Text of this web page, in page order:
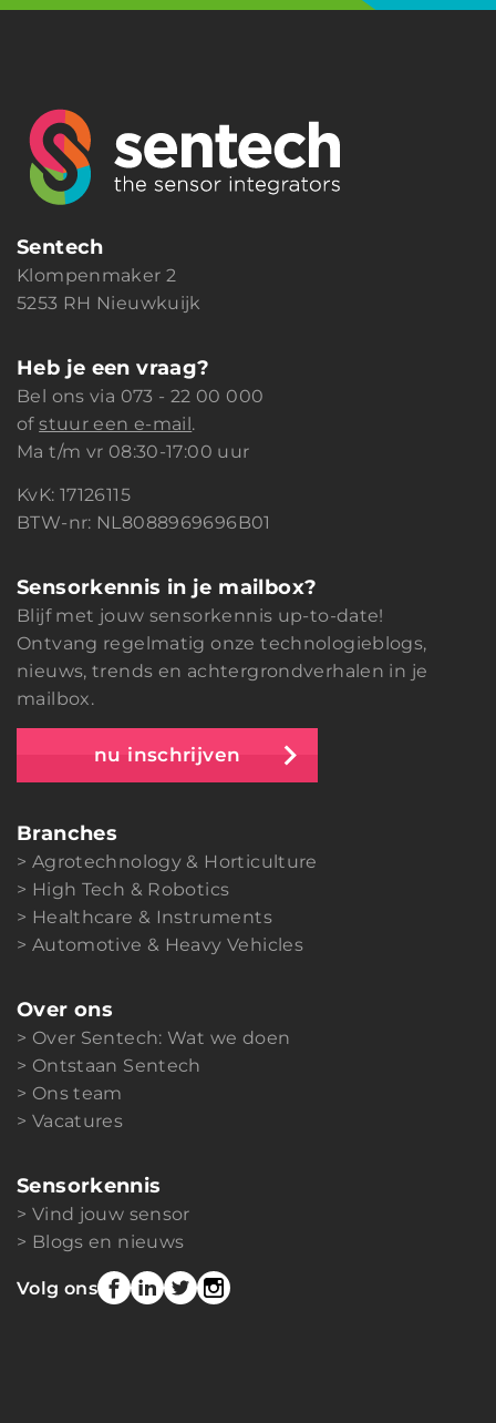
Sentech
Klompenmaker 2
5253 RH Nieuwkuijk
Heb je een vraag?
Bel ons via 073 - 22 00 000
of stuur een e-mail .
Ma t/m vr 08:30-17:00 uur
KvK: 17126115
BTW-nr: NL8088969696B01
Sensorkennis in je mailbox?
Blijf met jouw sensorkennis up-to-date!
Ontvang regelmatig onze technologieblogs,
nieuws, trends en achtergrondverhalen in je
mailbox.
nu inschrijven
Branches
Agrotechnology & Horticulture
High Tech & Robotics
Healthcare & Instruments
Automotive & Heavy Vehicles
Over ons
Over Sentech: Wat we doen
Ontstaan Sentech
Ons team
Vacatures
Sensorkennis
Vind jouw sensor
Blogs en nieuws
Volg ons